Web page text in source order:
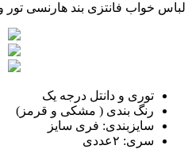
لباس خواب فانتزی بند هارنسی تور و
توری و دانتل درجه یک
رنگ بندی ( مشکی و قرمز)
سایزبندی: فری سایز
سری: ٢عددی